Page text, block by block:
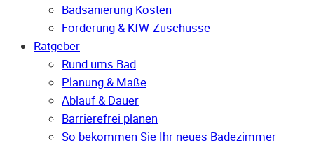
Badsanierung Kosten
Förderung & KfW-Zuschüsse
Ratgeber
Rund ums Bad
Planung & Maße
Ablauf & Dauer
Barrierefrei planen
So bekommen Sie Ihr neues Badezimmer